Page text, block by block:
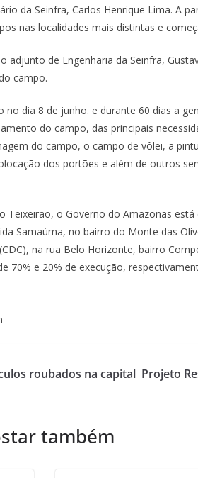
da Seinfra, Carlos Henrique Lima. A
nas localidades mais distintas e
adjunto de Engenharia da Seinfra,
campo.
no dia 8 de junho. e durante 60 dias a
do campo, das principais
do campo, o campo de vôlei, a
dos portões e além de outros
Teixeirão, o Governo do Amazonas
Samaúma, no bairro do Monte das
na rua Belo Horizonte, bairro
70% e 20% de execução,
roubados na capital Projeto
também